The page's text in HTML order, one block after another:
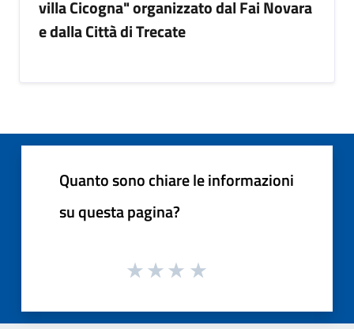
villa Cicogna" organizzato dal Fai Novara
e dalla Città di Trecate
Quanto sono chiare le informazioni
su questa pagina?